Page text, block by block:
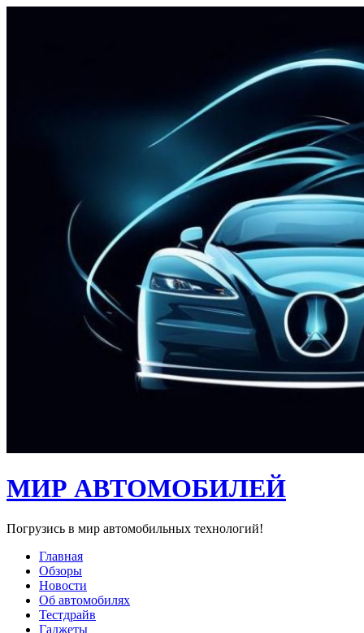
МИР АВТОМОБИЛЕЙ
Погрузись в мир автомобильных технологий!
Главная
Обзоры
Новости
Об автомобилях
Тестдрайв
Гаджеты